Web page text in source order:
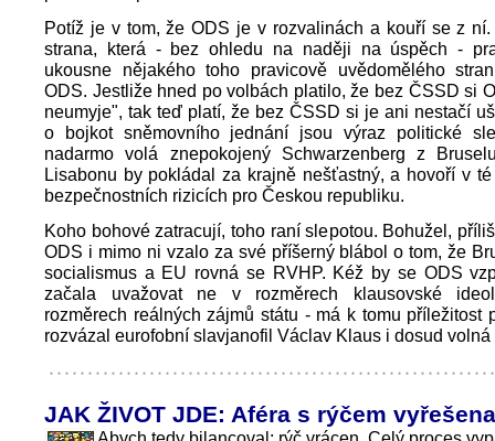
Potíž je v tom, že ODS je v rozvalinách a kouří se z
strana, která - bez ohledu na naději na úspěch -
ukousne nějakého toho pravicově uvědomělého
ODS. Jestliže hned po volbách platilo, že bez ČSSD si
neumyje", tak teď platí, že bez ČSSD si je ani nestačí
o bojkot sněmovního jednání jsou výraz politické
nadarmo volá znepokojený Schwarzenberg z
Lisabonu by pokládal za krajně nešťastný, a hovoří v
bezpečnostních rizicích pro Českou republiku.
Koho bohové zatracují, toho raní slepotou. Bohužel,
ODS i mimo ni vzalo za své příšerný blábol o tom, že
socialismus a EU rovná se RVHP. Kéž by se ODS
začala uvažovat ne v rozměrech klausovské
rozměrech reálných zájmů státu - má k tomu příležitost
rozvázal eurofobní slavjanofil Václav Klaus i dosud volná
JAK ŽIVOT JDE: Aféra s rýčem vyřešena